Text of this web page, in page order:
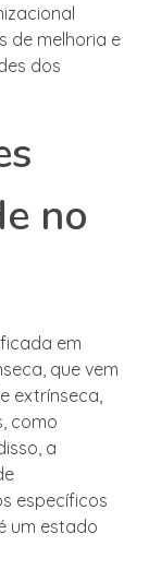
de melhoria e
dos
no
em
que vem
extrínseca,
como
a
específicos
um estado